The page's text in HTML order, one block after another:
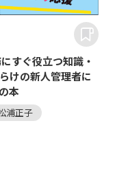
すぐ役立つ知識・
けの新人管理者に
本
浦正子